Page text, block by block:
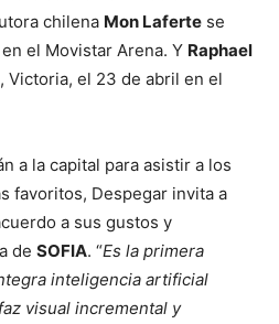
chilena Mon Laferte se
el Movistar Arena. Y Raphael
Victoria, el 23 de abril en el
a la capital para asistir a los
favoritos, Despegar invita a
a sus gustos y
de SOFIA. “Es la primera
inteligencia artificial
visual incremental y